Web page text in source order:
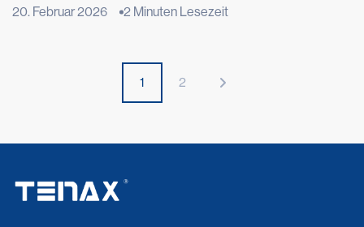
Wir sind heute hier, wie vor einem Jahr, als Kristian Ghedina,
20. Februar 2026 2 Minuten Lesezeit
1 2